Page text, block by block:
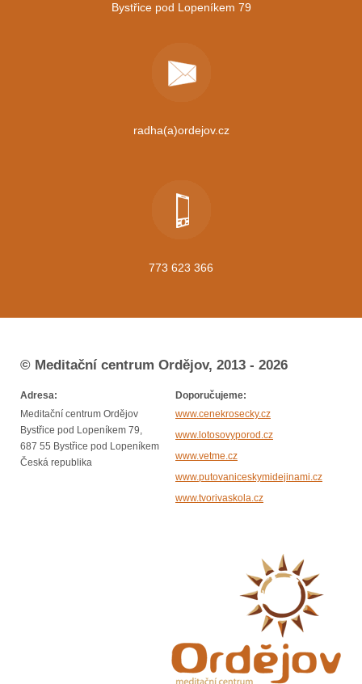
Bystřice pod Lopeníkem 79
radha(a)ordejov.cz
773 623 366
© Meditační centrum Ordějov, 2013 - 2026
Adresa:
Meditační centrum Ordějov
Bystřice pod Lopeníkem 79,
687 55 Bystřice pod Lopeníkem
Česká republika
Doporučujeme:
www.cenekrosecky.cz
www.lotosovyporod.cz
www.vetme.cz
www.putovaniceskymidejinami.cz
www.tvorivaskola.cz